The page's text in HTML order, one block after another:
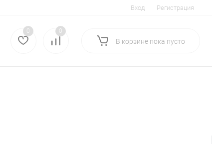
Вход Регистрация
0 0
В корзине пока пусто